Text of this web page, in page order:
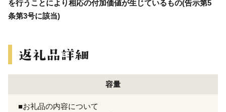
を行うことにより相応の付加価値が生じているもの(告示第5
条第3号に該当)
容量
■お礼品の内容について